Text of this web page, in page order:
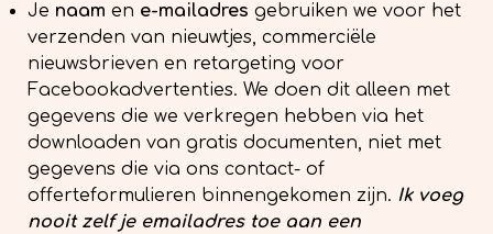
Je naam en e-mailadres gebruiken we voor het
verzenden van nieuwtjes, commerciële
nieuwsbrieven en retargeting voor
Facebookadvertenties. We doen dit alleen met
gegevens die we verkregen hebben via het
downloaden van gratis documenten, niet met
gegevens die via ons contact- of
offerteformulieren binnengekomen zijn. Ik voeg
nooit zelf je emailadres toe aan een